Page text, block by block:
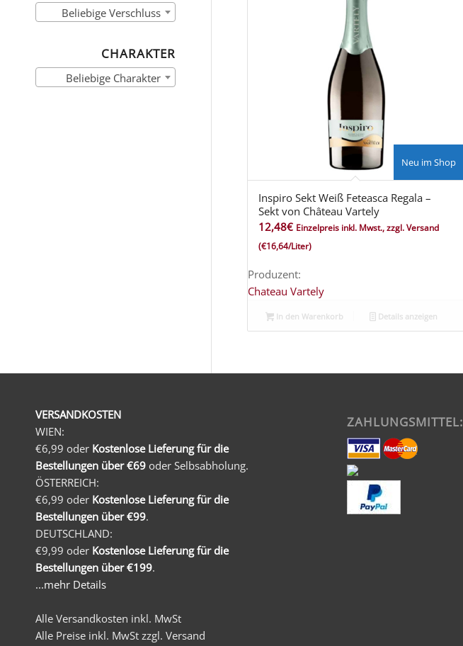
Neu im Shop
Inspiro Sekt Weiß Feteasca Regala –
Sekt von Château Vartely
12,48€ Einzelpreis inkl. Mwst., zzgl. Versand
(€16,64/Liter)
Produzent:
Chateau Vartely
In den Warenkorb Details anzeigen
Beliebige Verschluss
CHARAKTER
Beliebige Charakter
VERSANDKOSTEN
WIEN:
€6,99 oder Kostenlose Lieferung für die
Bestellungen über €69 oder Selbsabholung.
ÖSTERREICH:
€6,99 oder Kostenlose Lieferung für die
Bestellungen über €99.
DEUTSCHLAND:
€9,99 oder Kostenlose Lieferung für die
Bestellungen über €199.
...mehr Details
Alle Versandkosten inkl. MwSt
Alle Preise inkl. MwSt zzgl. Versand
ZAHLUNGSMITTEL: